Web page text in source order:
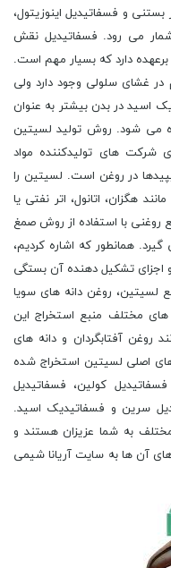
و فسفاتیدیل اینوزیتول،
می رود. فسفاتیدیل نقش
برعهده دارد که بسیار مهم است.
غشای سلولی وجود دارد ولی
اسید در بدن بیشتر به عنوان
می شود. روش تولید لسیتین
های تولیدکننده مواد
در روغن است. لسیتین را
هگزان، اتانول، اتر نفتی یا
روغنی با استفاده از روش صمغ
همانطور که اشاره کردیم،
اجزای تشکیل دهنده آن بستگی
لسیتین، روغن دانه های سویا
های مختلف منبع استخراج این
روغن آفتابگردان و دانه های
اصلی لسیتین استخراج شده
کولین، فسفاتیدیل
سرین و فسفاتیدیک اسید.
مختلف به شما عزیزان هستند و
آن ها به سایت آریانا شیمی